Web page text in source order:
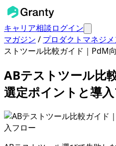
キャリア相談ログイン
マガジン / プロダクトマネジ
ストツール比較ガイド｜PdM
ABテストツール比
選定ポイントと導